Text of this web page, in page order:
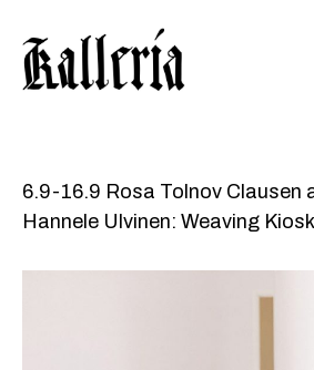
pääsisältöön
alatunnisteeseen
6.9-16.9 Rosa Tolnov Clausen
Hannele Ulvinen: Weaving Kiosk